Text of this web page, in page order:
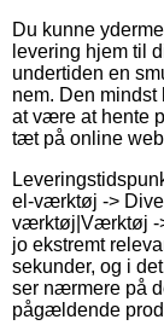
Du kunne
levering hjem til
undertiden en
nem. Den mindst
at være at hente
tæt på online
el-værktøj ->
værktøj|Værktøj -
jo ekstremt
sekunder, og i
ser nærmere på
pågældende